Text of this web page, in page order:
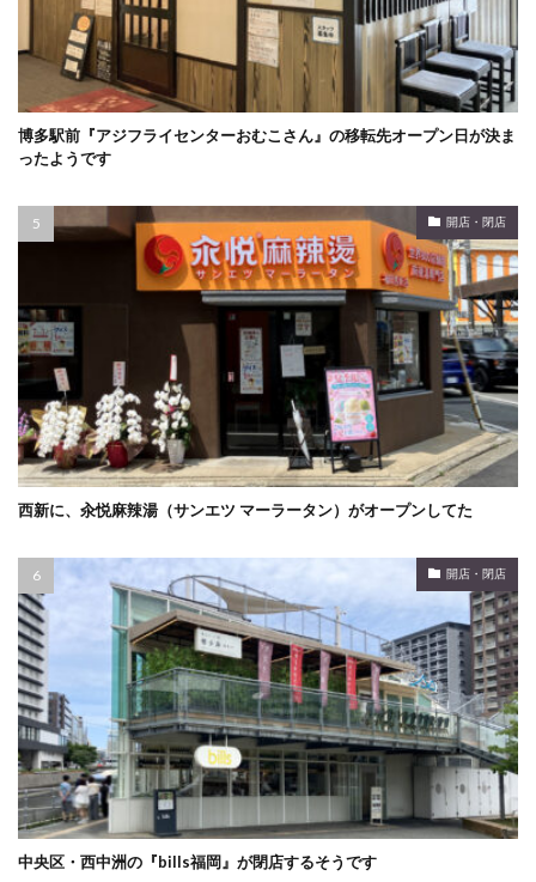
博多駅前『アジフライセンターおむこさん』の移転先オープン日が決ま
ったようです
開店・閉店
西新に、汆悦麻辣湯（サンエツ マーラータン）がオープンしてた
開店・閉店
中央区・西中洲の『bills福岡』が閉店するそうです